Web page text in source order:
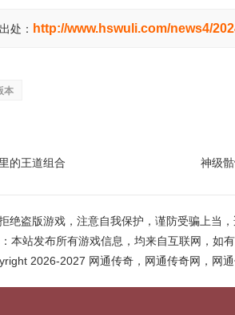
处： http://www.hswuli.com/news4/
本
的王道组合
神级
绝盗版游戏，注意自我保护，谨防受骗上当
本站发布所有游戏信息，均来自互联网，如
2026-2027 网通传奇，网通传奇网，网